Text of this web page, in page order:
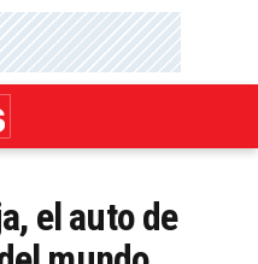
el auto de